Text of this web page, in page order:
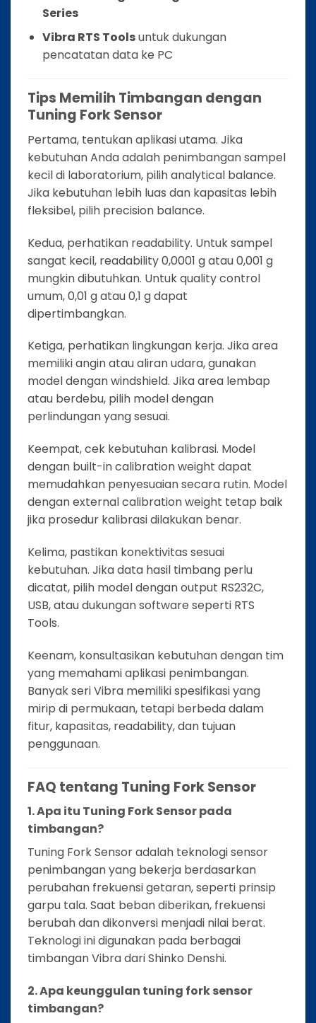
Series
Vibra RTS Toolsuntuk dukungan
pencatatan data ke PC
Tips Memilih Timbangan dengan
Tuning Fork Sensor
Pertama, tentukan aplikasi utama. Jika
kebutuhan Anda adalah penimbangan sampel
kecil di laboratorium, pilih analytical balance.
Jika kebutuhan lebih luas dan kapasitas lebih
fleksibel, pilih precision balance.
Kedua, perhatikan readability. Untuk sampel
sangat kecil, readability 0,0001 g atau 0,001 g
mungkin dibutuhkan. Untuk quality control
umum, 0,01 g atau 0,1 g dapat
dipertimbangkan.
Ketiga, perhatikan lingkungan kerja. Jika area
memiliki angin atau aliran udara, gunakan
model dengan windshield. Jika area lembap
atau berdebu, pilih model dengan
perlindungan yang sesuai.
Keempat, cek kebutuhan kalibrasi. Model
dengan built-in calibration weight dapat
memudahkan penyesuaian secara rutin. Model
dengan external calibration weight tetap baik
jika prosedur kalibrasi dilakukan benar.
Kelima, pastikan konektivitas sesuai
kebutuhan. Jika data hasil timbang perlu
dicatat, pilih model dengan output RS232C,
USB, atau dukungan software seperti RTS
Tools.
Keenam, konsultasikan kebutuhan dengan tim
yang memahami aplikasi penimbangan.
Banyak seri Vibra memiliki spesifikasi yang
mirip di permukaan, tetapi berbeda dalam
fitur, kapasitas, readability, dan tujuan
penggunaan.
FAQ tentang Tuning Fork Sensor
1. Apa itu Tuning Fork Sensor pada
timbangan?
Tuning Fork Sensor adalah teknologi sensor
penimbangan yang bekerja berdasarkan
perubahan frekuensi getaran, seperti prinsip
garpu tala. Saat beban diberikan, frekuensi
berubah dan dikonversi menjadi nilai berat.
Teknologi ini digunakan pada berbagai
timbangan Vibra dari Shinko Denshi.
2. Apa keunggulan tuning fork sensor
timbangan?